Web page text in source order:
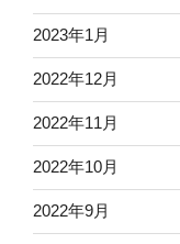
2023年1月
2022年12月
2022年11月
2022年10月
2022年9月